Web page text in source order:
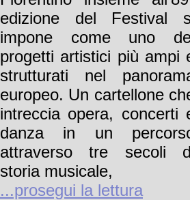
edizione del Festival
impone come uno
progetti artistici più ampi
strutturati nel
europeo. Un cartellone
intreccia opera, concerti
danza in un
attraverso tre secoli
storia musicale,
...prosegui la lettura